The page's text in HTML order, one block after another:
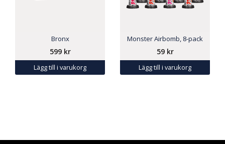
Bronx
599 kr
Lägg till i varukorg
Monster Airbomb, 8-pack
59 kr
Lägg till i varukorg